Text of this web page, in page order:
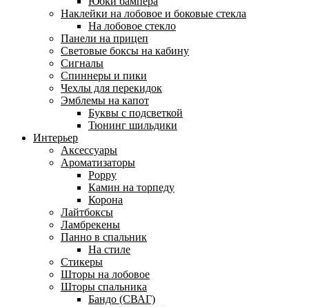
Наклейки на лобовое и боковые стекла
На лобовое стекло
Панели на прицеп
Световые боксы на кабину
Сигналы
Спиннеры и пики
Чехлы для перекидок
Эмблемы на капот
Буквы с подсветкой
Тюнинг шильдики
Интерьер
Аксессуары
Ароматизаторы
Poppy
Камин на торпеду
Корона
Лайтбоксы
Ламбрекены
Панно в спальник
На стиле
Стикеры
Шторы на лобовое
Шторы спальника
Бандо (СВАГ)